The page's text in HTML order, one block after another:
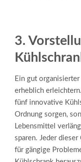
3.
Ein gut
erheblich
fünf innovative
Ordnung sorgen,
Lebensmittel
sparen. Jeder
für gängige